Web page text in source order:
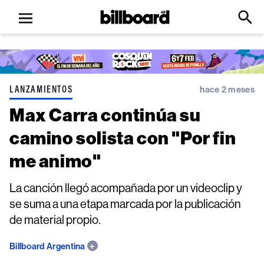
Open
menu
Billboard
Click
Input
LANZAMIENTOS hace 2 meses
Max Carra continúa su
camino solista con "Por fin
me animo"
La canción llegó acompañada por un videoclip y
se suma a una etapa marcada por la publicación
de material propio.
Billboard Argentina